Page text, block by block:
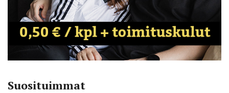
Suosituimmat